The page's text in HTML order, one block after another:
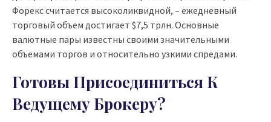
Форекс считается высоколиквидной, – ежедневный
торговый объем достигает $7,5 трлн. Основные
валютные пары известны своими значительными
объемами торгов и относительно узкими спредами.
Готовы Присоединиться К
Ведущему Брокеру?